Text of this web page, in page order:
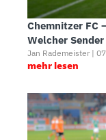
Chemnitzer FC
Welcher
Jan Rademeister |
mehr lesen